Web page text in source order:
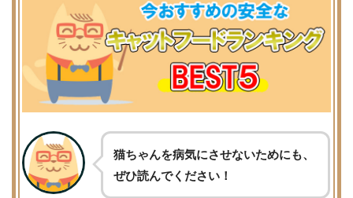
猫ちゃんを病気にさせないためにも、
ぜひ読んでください！